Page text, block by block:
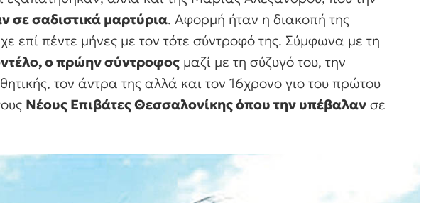
σε σαδιστικά μαρτύρια. Αφορμή ήταν η διακοπή της
επί πέντε μήνες με τον τότε σύντροφό της. Σύμφωνα με τη
ο πρώην σύντροφος μαζί με τη σύζυγό του, την
τον άντρα της αλλά και τον 16χρονο γιο του πρώτου
Νέους Επιβάτες Θεσσαλονίκης όπου την υπέβαλαν σε